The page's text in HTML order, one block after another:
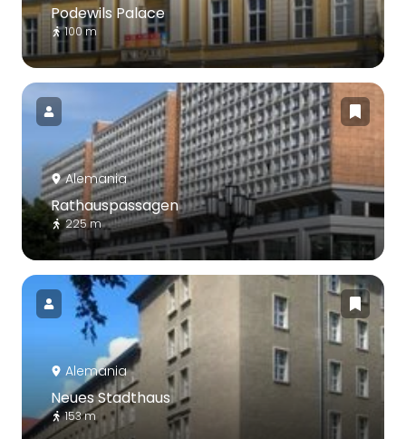
Podewils Palace
100 m
Alemania
Rathauspassagen
225 m
Alemania
Neues Stadthaus
153 m